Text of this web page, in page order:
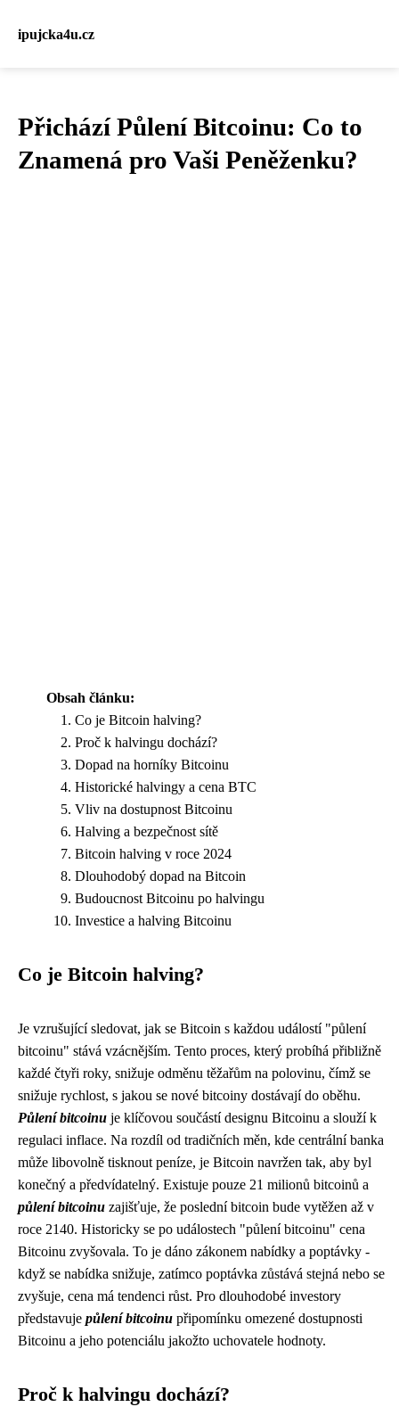
ipujcka4u.cz
Přichází Půlení Bitcoinu: Co to
Znamená pro Vaši Peněženku?
Obsah článku:
Co je Bitcoin halving?
Proč k halvingu dochází?
Dopad na horníky Bitcoinu
Historické halvingy a cena BTC
Vliv na dostupnost Bitcoinu
Halving a bezpečnost sítě
Bitcoin halving v roce 2024
Dlouhodobý dopad na Bitcoin
Budoucnost Bitcoinu po halvingu
Investice a halving Bitcoinu
Co je Bitcoin halving?
Je vzrušující sledovat, jak se Bitcoin s každou událostí "půlení
bitcoinu" stává vzácnějším. Tento proces, který probíhá přibližně
každé čtyři roky, snižuje odměnu těžařům na polovinu, čímž se
snižuje rychlost, s jakou se nové bitcoiny dostávají do oběhu.
Půlení bitcoinu je klíčovou součástí designu Bitcoinu a slouží k
regulaci inflace. Na rozdíl od tradičních měn, kde centrální banka
může libovolně tisknout peníze, je Bitcoin navržen tak, aby byl
konečný a předvídatelný. Existuje pouze 21 milionů bitcoinů a
půlení bitcoinu zajišťuje, že poslední bitcoin bude vytěžen až v
roce 2140. Historicky se po událostech "půlení bitcoinu" cena
Bitcoinu zvyšovala. To je dáno zákonem nabídky a poptávky -
když se nabídka snižuje, zatímco poptávka zůstává stejná nebo se
zvyšuje, cena má tendenci růst. Pro dlouhodobé investory
představuje půlení bitcoinu připomínku omezené dostupnosti
Bitcoinu a jeho potenciálu jakožto uchovatele hodnoty.
Proč k halvingu dochází?